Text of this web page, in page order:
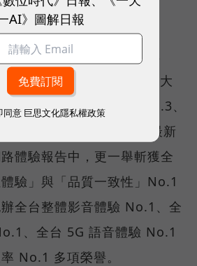
在國際權威網路分析機構
評比結果。今年初，台灣大
4G／5G 在線率全球 No.3、
榮譽，在 Opensignal 最新
體驗報告中，更一舉斬獲全
驗」與「品質一致性」No.1
全台整體影音體驗 No.1、全
、全台 5G 語音體驗 No.1
No.1 多項榮譽。
AI》圖解日報
同意 巨思文化隱私權政策